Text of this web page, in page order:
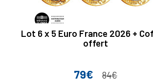
Lot 6 x 5 Euro France 2026 +
offert
Prix
79€ Prix de base
84€